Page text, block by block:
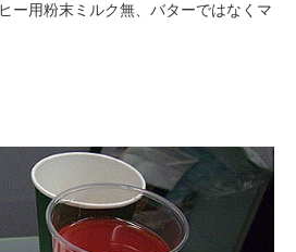
ー用粉末ミルク無、バターではなくマ